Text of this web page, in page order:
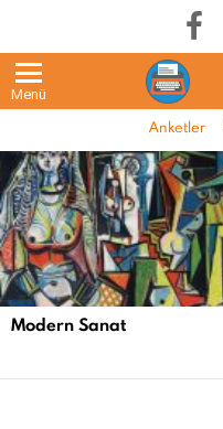
Menü
Anketler
EN
YENI
İÇERIKLER
Modern Sanat